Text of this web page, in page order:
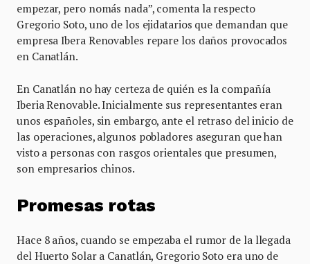
empezar, pero nomás nada”, comenta la respecto
Gregorio Soto, uno de los ejidatarios que demandan que
empresa Ibera Renovables repare los daños provocados
en Canatlán.
En Canatlán no hay certeza de quién es la compañía
Iberia Renovable. Inicialmente sus representantes eran
unos españoles, sin embargo, ante el retraso del inicio de
las operaciones, algunos pobladores aseguran que han
visto a personas con rasgos orientales que presumen,
son empresarios chinos.
Promesas rotas
Hace 8 años, cuando se empezaba el rumor de la llegada
del Huerto Solar a Canatlán, Gregorio Soto era uno de